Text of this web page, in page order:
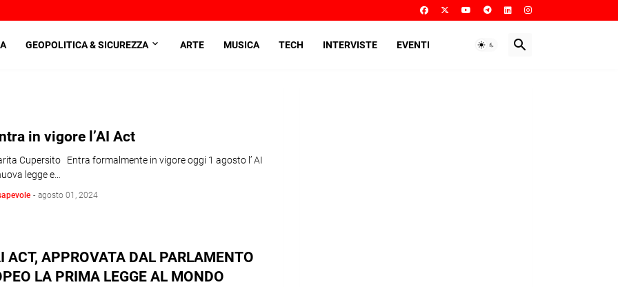
GEOPOLITICA & SICUREZZA ARTE MUSICA TECH INTERVISTE EVENTI
in vigore l’AI Act
Cupersito Entra formalmente in vigore oggi 1 agosto l’ AI
legge e…
- agosto 01, 2024
ACT, APPROVATA DAL PARLAMENTO
LA PRIMA LEGGE AL MONDO